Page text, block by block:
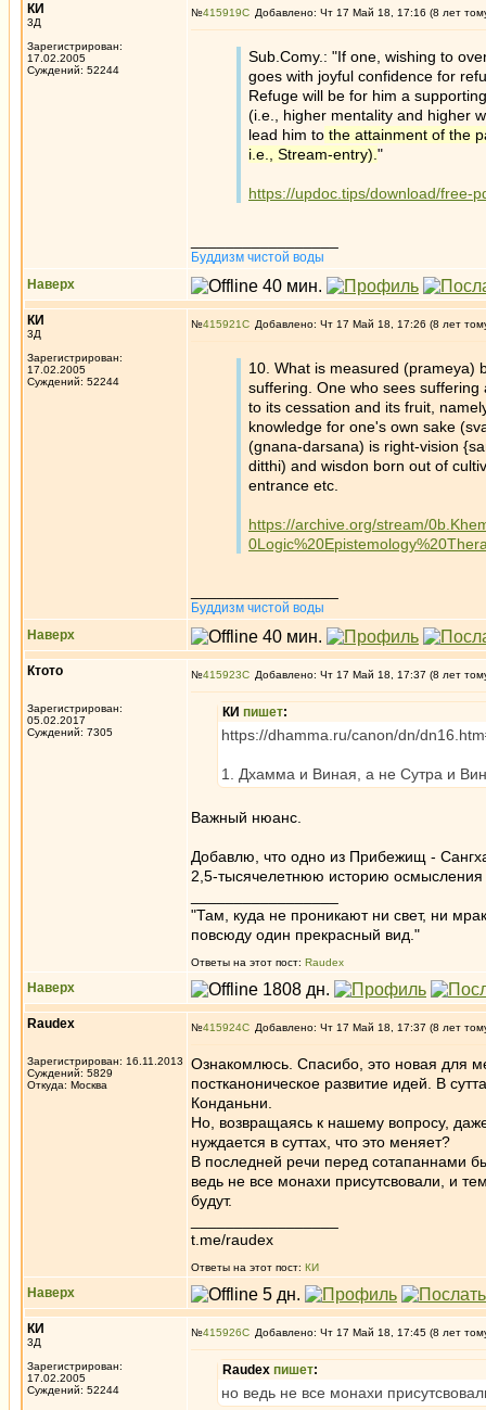
КИ
3Д
Зарегистрирован:
17.02.2005
Суждений: 52244
№415919 Добавлено: Чт 17 Май 18, 17:16 (8 лет
Sub.Comy.: "If one, wishing to
goes with joyful confidence for
Refuge will be for him a
(i.e., higher mentality and higher
lead him to the attainment of the
i.e., Stream-entry). "
https://updoc.tips/download/free-
Буддизм чистой воды
Наверх
КИ
3Д
Зарегистрирован:
17.02.2005
Суждений: 52244
№415921 Добавлено: Чт 17 Май 18, 17:26 (8 лет
10. What is measured (prameya)
suffering. One who sees
to its cessation and its fruit,
knowledge for one's own sake
(gnana-darsana) is right-vision
ditthi) and wisdon born out of
entrance etc.
https://archive.org/stream/
Буддизм чистой воды
Наверх
Ктото
Зарегистрирован:
05.02.2017
Суждений: 7305
№415923 Добавлено: Чт 17 Май 18, 17:37 (8 лет
КИ пишет:
https://dhamma.ru/canon/dn/
1. Дхамма и Виная, а не Сутра и
Важный нюанс.
Добавлю, что одно из Прибежищ -
2,5-тысячелетнюю историю осмысления
"Там, куда не проникают ни свет, ни
повсюду один прекрасный вид."
Ответы на этот пост: Raudex
Наверх
Raudex
Зарегистрирован: 16.11.2013
Суждений: 5829
Откуда: Москва
№415924 Добавлено: Чт 17 Май 18, 17:37 (8 лет
Ознакомлюсь. Спасибо, это новая для
постканоническое развитие идей. В
Конданьни.
Но, возвращаясь к нашему вопросу,
нуждается в суттах, что это меняет?
В последней речи перед сотапаннами
ведь не все монахи присутсвовали, и
будут.
t.me/raudex
Ответы на этот пост: КИ
Наверх
КИ
3Д
Зарегистрирован:
17.02.2005
Суждений: 52244
№415926 Добавлено: Чт 17 Май 18, 17:45 (8 лет
Raudex пишет:
но ведь не все монахи